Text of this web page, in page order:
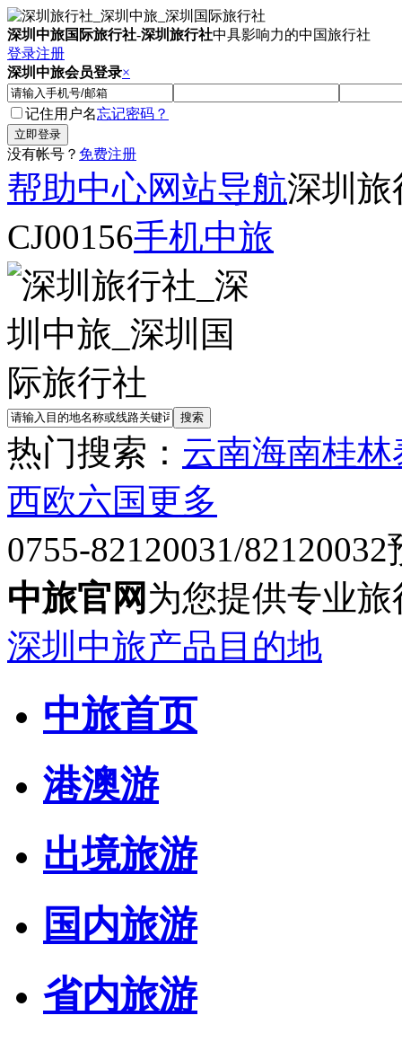
深圳中旅国际旅行社-深圳旅行社中具影响力的中国旅行社
登录注册
深圳中旅会员登录×
记住用户名忘记密码？
没有帐号？ 免费注册
帮助中心网站导航深圳旅
CJ00156手机中旅
热门搜索： 云南海南桂林
西欧六国更多
0755-82120031/82120032
中旅官网 为您提供专业
深圳中旅产品目的地
中旅首页
港澳游
出境旅游
国内旅游
省内旅游